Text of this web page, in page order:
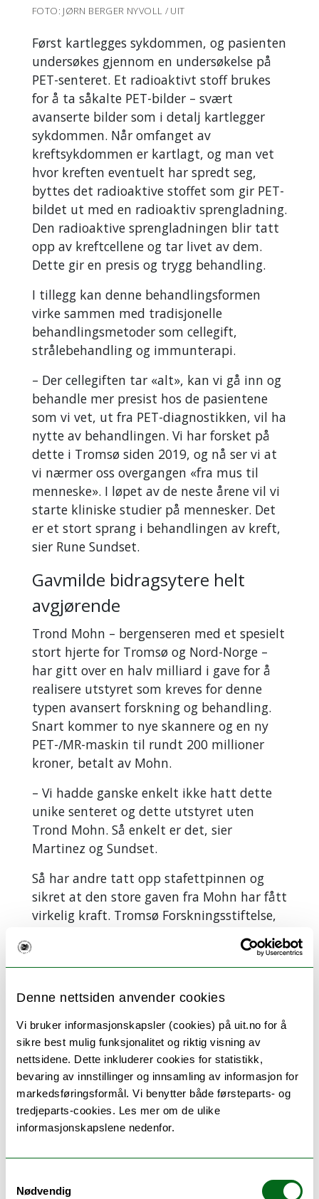
Denne nettsiden anvender cookies
Vi bruker informasjonskapsler (cookies) på uit.no for å
sikre best mulig funksjonalitet og riktig visning av
nettsidene. Dette inkluderer cookies for statistikk,
bevaring av innstillinger og innsamling av informasjon for
markedsføringsformål. Vi benytter både førsteparts- og
tredjeparts-cookies. Les mer om de ulike
informasjonskapslene nedenfor.
Nødvendig
FOTO: JØRN BERGER NYVOLL / UIT
Først kartlegges sykdommen, og pasienten
undersøkes gjennom en undersøkelse på
PET-senteret. Et radioaktivt stoff brukes
for å ta såkalte PET-bilder – svært
avanserte bilder som i detalj kartlegger
sykdommen. Når omfanget av
kreftsykdommen er kartlagt, og man vet
hvor kreften eventuelt har spredt seg,
byttes det radioaktive stoffet som gir PET-
bildet ut med en radioaktiv sprengladning.
Den radioaktive sprengladningen blir tatt
opp av kreftcellene og tar livet av dem.
Dette gir en presis og trygg behandling.
I tillegg kan denne behandlingsformen
virke sammen med tradisjonelle
behandlingsmetoder som cellegift,
strålebehandling og immunterapi.
– Der cellegiften tar «alt», kan vi gå inn og
behandle mer presist hos de pasientene
som vi vet, ut fra PET-diagnostikken, vil ha
nytte av behandlingen. Vi har forsket på
dette i Tromsø siden 2019, og nå ser vi at
vi nærmer oss overgangen «fra mus til
menneske». I løpet av de neste årene vil vi
starte kliniske studier på mennesker. Det
er et stort sprang i behandlingen av kreft,
sier Rune Sundset.
Gavmilde bidragsytere helt
avgjørende
Trond Mohn – bergenseren med et spesielt
stort hjerte for Tromsø og Nord-Norge –
har gitt over en halv milliard i gave for å
realisere utstyret som kreves for denne
typen avansert forskning og behandling.
Snart kommer to nye skannere og en ny
PET-/MR-maskin til rundt 200 millioner
kroner, betalt av Mohn.
– Vi hadde ganske enkelt ikke hatt dette
unike senteret og dette utstyret uten
Trond Mohn. Så enkelt er det, sier
Martinez og Sundset.
Så har andre tatt opp stafettpinnen og
sikret at den store gaven fra Mohn har fått
virkelig kraft. Tromsø Forskningsstiftelse,
som forvalter en donasjon fra Trond Mohn,
har finansiert prosjektet fra 2019 og frem
til i dag og er fortsatt med. Fra årsskiftet
ble Kreftforeningen med. UNN og UiT er
naturligvis inne med betydelig
finansiering.